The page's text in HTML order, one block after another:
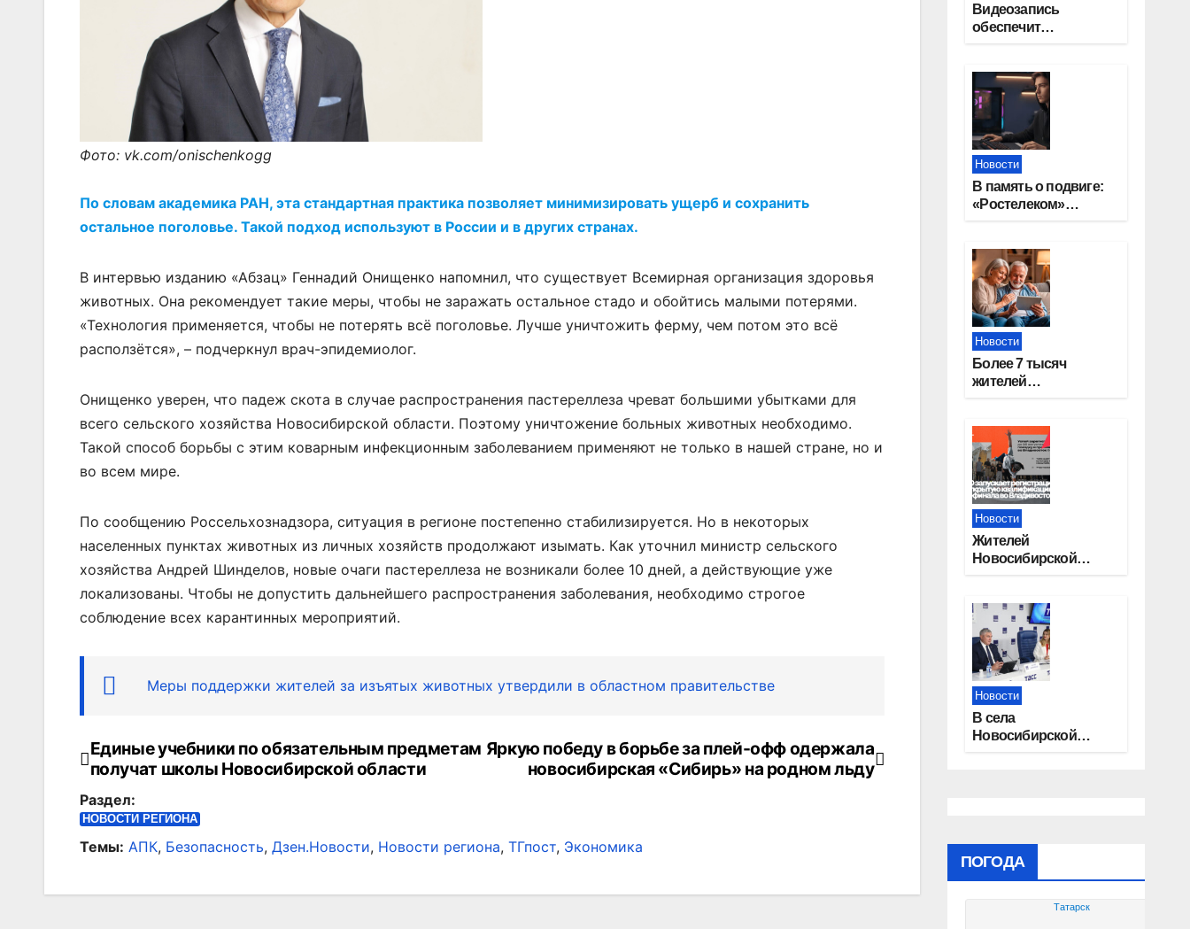
Фото: vk.com/onischenkogg
По словам академика РАН, эта стандартная практика позволяет минимизировать ущерб и сохранить
остальное поголовье. Такой подход используют в России и в других странах.
В интервью изданию «Абзац» Геннадий Онищенко напомнил, что существует Всемирная организация здоровья
животных. Она рекомендует такие меры, чтобы не заражать остальное стадо и обойтись малыми потерями.
«Технология применяется, чтобы не потерять всё поголовье. Лучше уничтожить ферму, чем потом это всё
расползётся», – подчеркнул врач-эпидемиолог.
Онищенко уверен, что падеж скота в случае распространения пастереллеза чреват большими убытками для
всего сельского хозяйства Новосибирской области. Поэтому уничтожение больных животных необходимо.
Такой способ борьбы с этим коварным инфекционным заболеванием применяют не только в нашей стране, но и
во всем мире.
По сообщению Россельхознадзора, ситуация в регионе постепенно стабилизируется. Но в некоторых
населенных пунктах животных из личных хозяйств продолжают изымать. Как уточнил министр сельского
хозяйства Андрей Шинделов, новые очаги пастереллеза не возникали более 10 дней, а действующие уже
локализованы. Чтобы не допустить дальнейшего распространения заболевания, необходимо строгое
соблюдение всех карантинных мероприятий.
Меры поддержки жителей за изъятых животных утвердили в областном правительстве
Навигация
по
записям
Яркую победу в борьбе за плей-офф одержала
новосибирская «Сибирь» на родном льду
Единые учебники по обязательным предметам
получат школы Новосибирской области
Раздел:
НОВОСТИ РЕГИОНА
Темы: АПК, Безопасность, Дзен.Новости, Новости региона, ТГпост, Экономика
Видеозапись
обеспечит
Новосибирской
области
Новости
В память о подвиге:
«Ростелеком»
за Москву»
Новости
Более 7 тысяч
жителей
увеличение пенсии
после 80 лет
Новости
Жителей
Новосибирской
квалификацию
премии «КАРДО»
Новости
В села
Новосибирской
ПОГОДА
Татарск